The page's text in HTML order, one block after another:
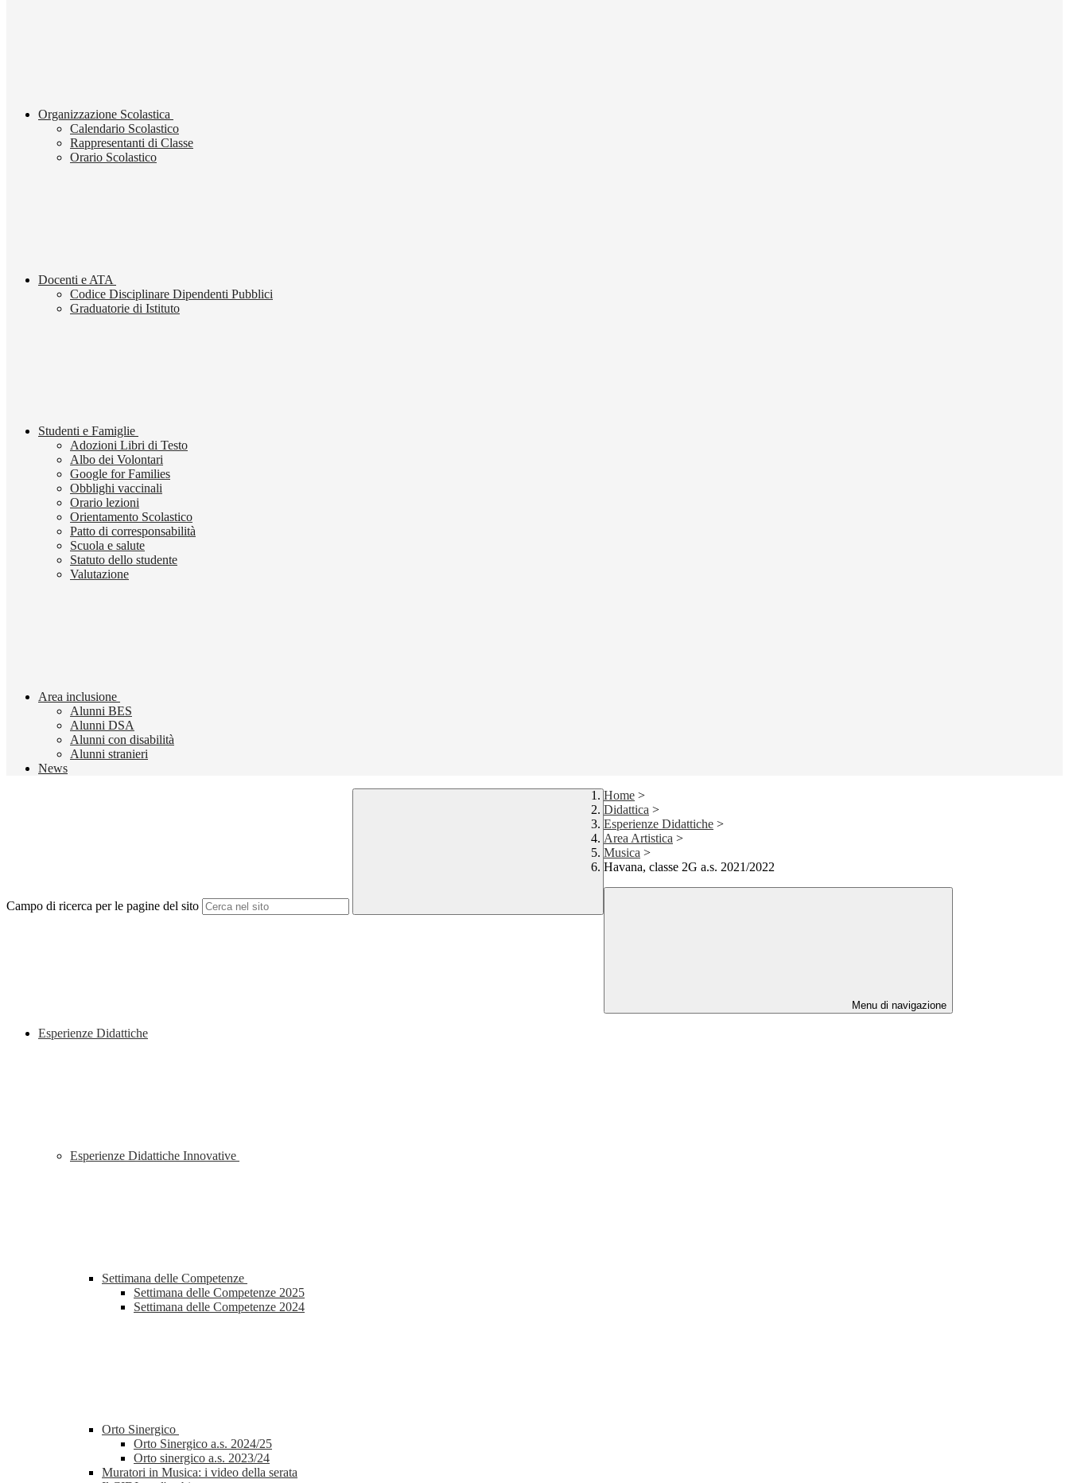
Organizzazione Scolastica
Calendario Scolastico
Rappresentanti di Classe
Orario Scolastico
Docenti e ATA
Codice Disciplinare Dipendenti Pubblici
Graduatorie di Istituto
Studenti e Famiglie
Adozioni Libri di Testo
Albo dei Volontari
Google for Families
Obblighi vaccinali
Orario lezioni
Orientamento Scolastico
Patto di corresponsabilità
Scuola e salute
Statuto dello studente
Valutazione
Area inclusione
Alunni BES
Alunni DSA
Alunni con disabilità
Alunni stranieri
News
Campo di ricerca per le pagine del sito
Home >
Didattica >
Esperienze Didattiche >
Area Artistica >
Musica >
Havana, classe 2G a.s. 2021/2022
Menu di navigazione
Esperienze Didattiche
Esperienze Didattiche Innovative
Settimana delle Competenze
Settimana delle Competenze 2025
Settimana delle Competenze 2024
Orto Sinergico
Orto Sinergico a.s. 2024/25
Orto sinergico a.s. 2023/24
Muratori in Musica: i video della serata